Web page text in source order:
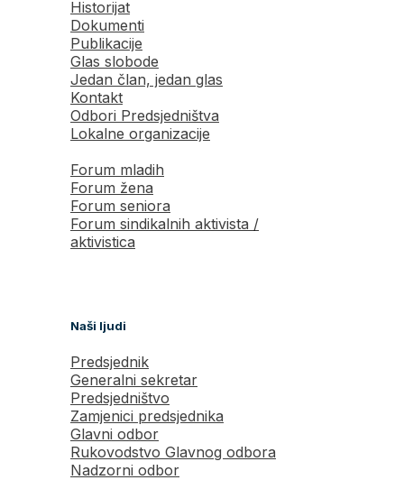
Historijat
Dokumenti
Publikacije
Glas slobode
Jedan član, jedan glas
Kontakt
Odbori Predsjedništva
Lokalne organizacije
Forum mladih
Forum žena
Forum seniora
Forum sindikalnih aktivista /
aktivistica
Naši ljudi
Predsjednik
Generalni sekretar
Predsjedništvo
Zamjenici predsjednika
Glavni odbor
Rukovodstvo Glavnog odbora
Nadzorni odbor